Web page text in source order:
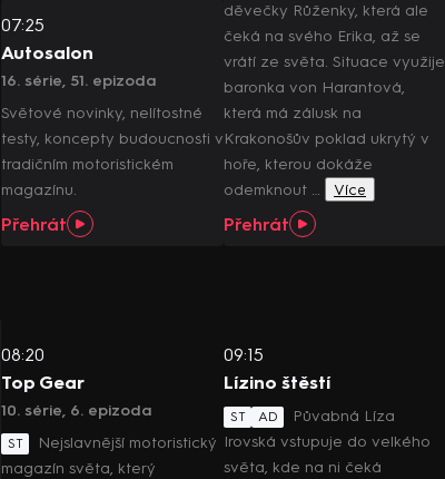
07:25
Autosalon
16. série, 51. epizoda
Světové novinky, nelítostné
testy, koncepty budoucnosti v
tradičním motoristickém
magazínu.
Přehrát
08:20
Top Gear
10. série, 6. epizoda
ST
Nejslavnější motoristický
magazín světa, který
děvečky Růženky, která ale
čeká na svého Erika, až se
vrátí ze světa. Situace využije
baronka von Harantová,
která má zálusk na
Krakonošův poklad ukrytý v
hoře, kterou dokáže
odemknout …
Více
Přehrát
09:15
Lízino štěstí
ST AD
Půvabná Líza
Irovská vstupuje do velkého
světa, kde na ni čeká